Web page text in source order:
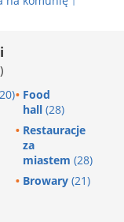
Food
hall (28)
Restauracje
za
miastem (28)
Browary (21)